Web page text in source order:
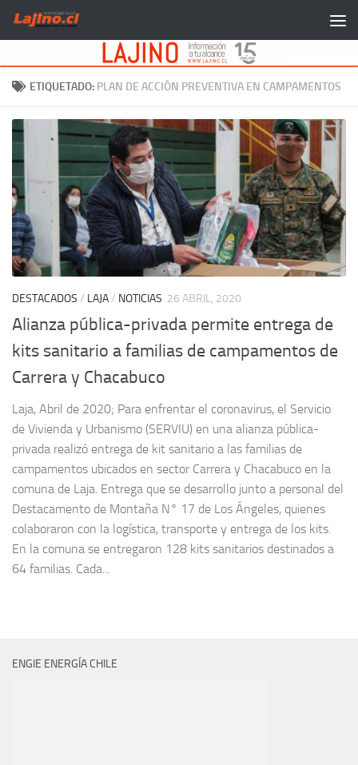
Saltar al contenido
ETIQUETADO: PLAN DE ACCIÓN PREVENTIVA EN CAMPAMENTOS
DESTACADOS / LAJA/ NOTICIAS 26 ABRIL, 2020
Alianza pública-privada permite entrega de
kits sanitario a familias de campamentos de
Carrera y Chacabuco
Laja, Abril de 2020; Para enfrentar el coronavirus, el Servicio
de Vivienda y Urbanismo (SERVIU) en una alianza pública-
privada realizó entrega de kit sanitario a las familias de
campamentos ubicados en sector Carrera y Chacabuco en la
comuna de Laja. Entrega que se desarrollo junto a personal del
Destacamento de Montaña N° 17 de Los Ángeles, quienes
colaboraron con la logística, transporte y entrega de los kits.
En la comuna se entregaron 128 kits sanitarios destinados a
64 familias. Cada...
ENGIE ENERGÍA CHILE